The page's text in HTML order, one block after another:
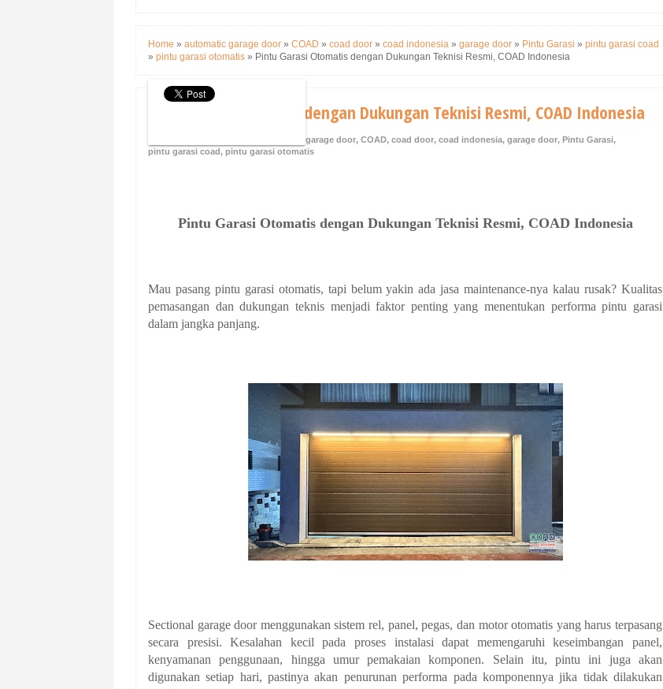
Home » automatic garage door » COAD » coad door » coad indonesia » garage door » Pintu Garasi » pintu garasi coad
» pintu garasi otomatis » Pintu Garasi Otomatis dengan Dukungan Teknisi Resmi, COAD Indonesia
Pintu Garasi Otomatis dengan Dukungan Teknisi Resmi, COAD Indonesia
automatic garage door, COAD, coad door, coad indonesia, garage door, Pintu Garasi,
pintu garasi coad, pintu garasi otomatis
Pintu Garasi Otomatis dengan Dukungan Teknisi Resmi, COAD Indonesia
Mau pasang pintu garasi otomatis, tapi belum yakin ada jasa maintenance-nya kalau rusak? Kualitas
pemasangan dan dukungan teknis menjadi faktor penting yang menentukan performa pintu garasi
dalam jangka panjang.
Sectional garage door menggunakan sistem rel, panel, pegas, dan motor otomatis yang harus terpasang
secara presisi. Kesalahan kecil pada proses instalasi dapat memengaruhi keseimbangan panel,
kenyamanan penggunaan, hingga umur pemakaian komponen. Selain itu, pintu ini juga akan
digunakan setiap hari, pastinya akan penurunan performa pada komponennya jika tidak dilakukan